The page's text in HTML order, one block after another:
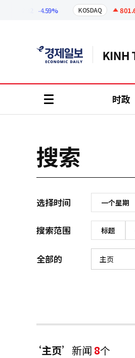
-4.59% KOSDAQ 801.66
时政
搜索
选择时间 一个星期
搜索范围 标题
全部的
‘主页’ 新闻 8个